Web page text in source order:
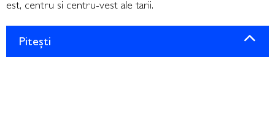
est, centru si centru-vest ale tarii.
Pitești